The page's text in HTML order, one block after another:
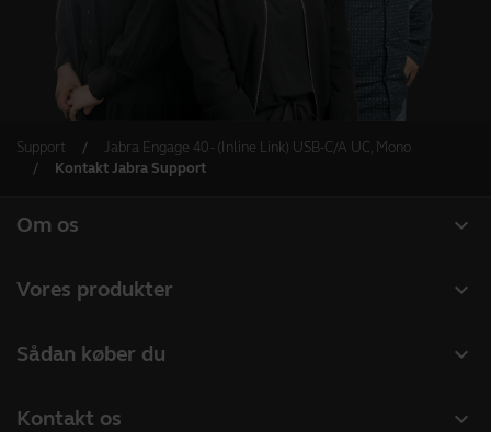
Support
Jabra Engage 40 - (Inline Link) USB-C/A UC, Mono
Kontakt Jabra Support
expand_more
Om os
Bæredygtighed
expand_more
Vores produkter
Konferencekameraer
expand_more
Sådan køber du
expand_more
Kontakt os